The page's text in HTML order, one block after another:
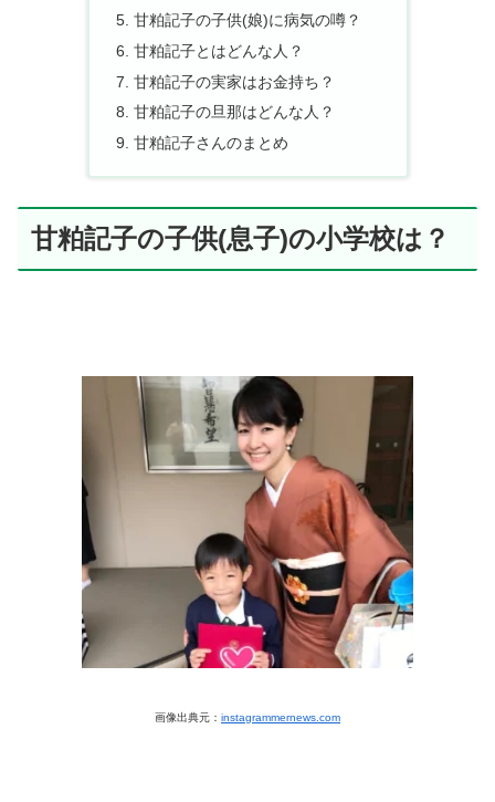
甘粕記子の子供(娘)に病気の噂？
甘粕記子とはどんな人？
甘粕記子の実家はお金持ち？
甘粕記子の旦那はどんな人？
甘粕記子さんのまとめ
甘粕記子の子供(息子)の小学校は？
画像出典元： instagrammernews.com